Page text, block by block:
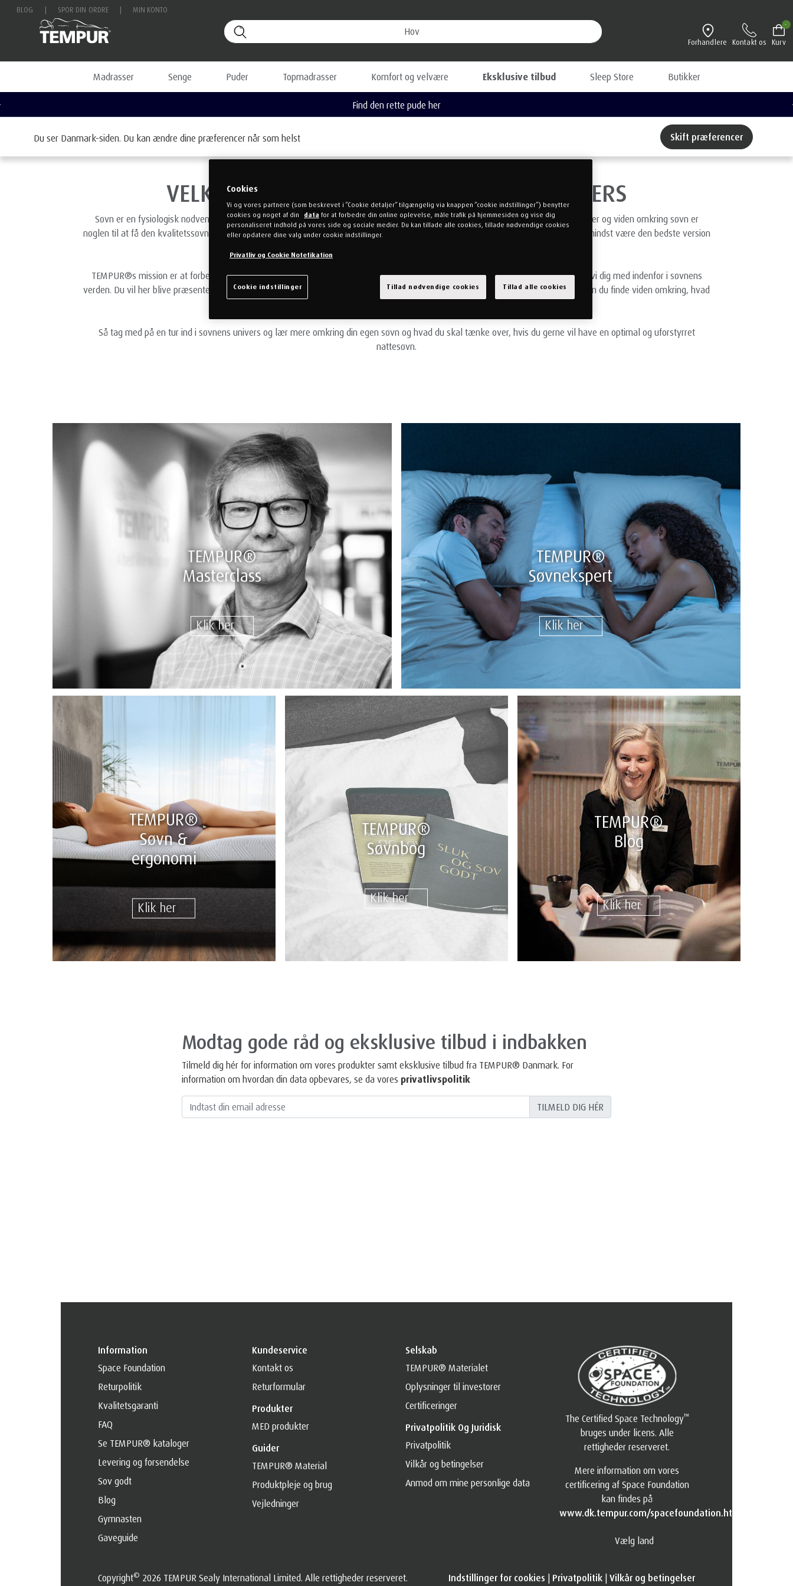
BLOG SPOR DIN ORDRE MIN KONTO
Forhandlere Kontakt os Kurv
-
Madrasser Senge Puder Topmadrasser Komfort og velvære Eksklusive tilbud Sleep Store Butikker
Du ser Danmark-siden. Du kan ændre dine præferencer når som helst Skift præferencer
VELKOMMEN TIL TEMPUR® SOV GODT UNIVERS
Søvn er en fysiologisk nødvendighed og må ikke undervurderes, da det er helt essentielt for, at mennesket kan fungere. Gode vaner og viden omkring søvn er
nøglen til at få den kvalitetssøvn, som er en forudsætning for, at vi kan fungere i hverdagen, tænke klart, yde vores bedste og ikke mindst være den bedste version
TEMPUR®s mission er at forbedre søvnen for alle – changing the way the world sleeps! ™ – og i vores SOV GODT univers inviterer vi dig med indenfor i søvnens
verden. Du vil her blive præsenteret for en række gode tips til, hvordan du selv kan optimere din søvn og dit sovemiljø. Derudover kan du finde viden omkring, hvad
Så tag med på en tur ind i søvnens univers og lær mere omkring din egen søvn og hvad du skal tænke over, hvis du gerne vil have en optimal og uforstyrret
nattesøvn.
TEMPUR®
Masterclass
Klik her
TEMPUR®
Søvnekspert
Klik her
TEMPUR®
Søvn &
ergonomi
Klik her
TEMPUR®
Søvnbog
Klik her
TEMPUR®
Blog
.
Klik her
Modtag gode råd og eksklusive tilbud i indbakken
Tilmeld dig hér for information om vores produkter samt eksklusive tilbud fra TEMPUR® Danmark. For
information om hvordan din data opbevares, se da vores privatlivspolitik
Information
Space Foundation
Returpolitik
Kvalitetsgaranti
FAQ
Se TEMPUR® kataloger
Levering og forsendelse
Sov godt
Blog
Gymnasten
Gaveguide
Kundeservice
Kontakt os
Returformular
Produkter
MED produkter
Guider
TEMPUR® Material
Produktpleje og brug
Vejledninger
Selskab
TEMPUR® Materialet
Oplysninger til investorer
Certificeringer
Privatpolitik Og Juridisk
Privatpolitik
Vilkår og betingelser
Anmod om mine personlige data
The Certified Space Technology™
bruges under licens. Alle
rettigheder reserveret.
Mere information om vores
certificering af Space Foundation
kan findes på
www.dk.tempur.com/spacefoundation.html
Vælg land
Copyright© 2026 TEMPUR Sealy International Limited. Alle rettigheder reserveret. Indstillinger for cookies | Privatpolitik | Vilkår og betingelser
Cookies
Vi og vores partnere (som beskrevet i ”Cookie detaljer” tilgængelig via knappen ”cookie indstillinger”) benytter
cookies og noget af din
data for at forbedre din online oplevelse, måle trafik på hjemmesiden og vise dig
personaliseret indhold på vores side og sociale medier. Du kan tillade alle cookies, tillade nødvendige cookies
eller opdatere dine valg under cookie indstillinger.
Privatliv og Cookie Notefikation
Cookie indstillinger Tillad nødvendige cookies Tillad alle cookies